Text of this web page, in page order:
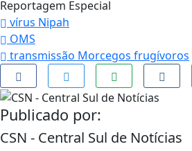
Reportagem Especial
vírus Nipah
OMS
transmissão Morcegos frugívoros
Publicado por:
CSN - Central Sul de Notícias